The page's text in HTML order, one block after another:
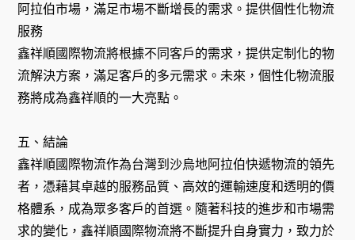
阿拉伯市場，滿足市場不斷增長的需求。提供個性化物流
服務
鑫祥順國際物流將根據不同客戶的需求，提供定制化的物
流解決方案，滿足客戶的多元需求。未來，個性化物流服
務將成為鑫祥順的一大亮點。
五、結論
鑫祥順國際物流作為台灣到沙烏地阿拉伯快遞物流的領先
者，憑藉其卓越的服務品質、高效的運輸速度和透明的價
格體系，成為眾多客戶的首選。隨著科技的進步和市場需
求的變化，鑫祥順國際物流將不斷提升自身實力，致力於